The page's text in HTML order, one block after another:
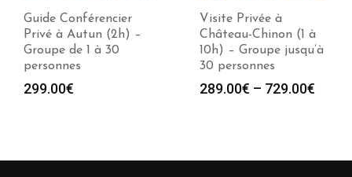
Guide Conférencier
Privé à Autun (2h) –
Groupe de 1 à 30
personnes
299.00€
Visite Privée à
Château-Chinon (1 à
10h) – Groupe jusqu’à
30 personnes
289.00€ – 729.00€